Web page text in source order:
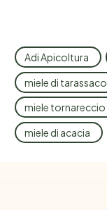
Adi Apicoltura
miele di tarassaco
miele tornareccio
miele di acacia